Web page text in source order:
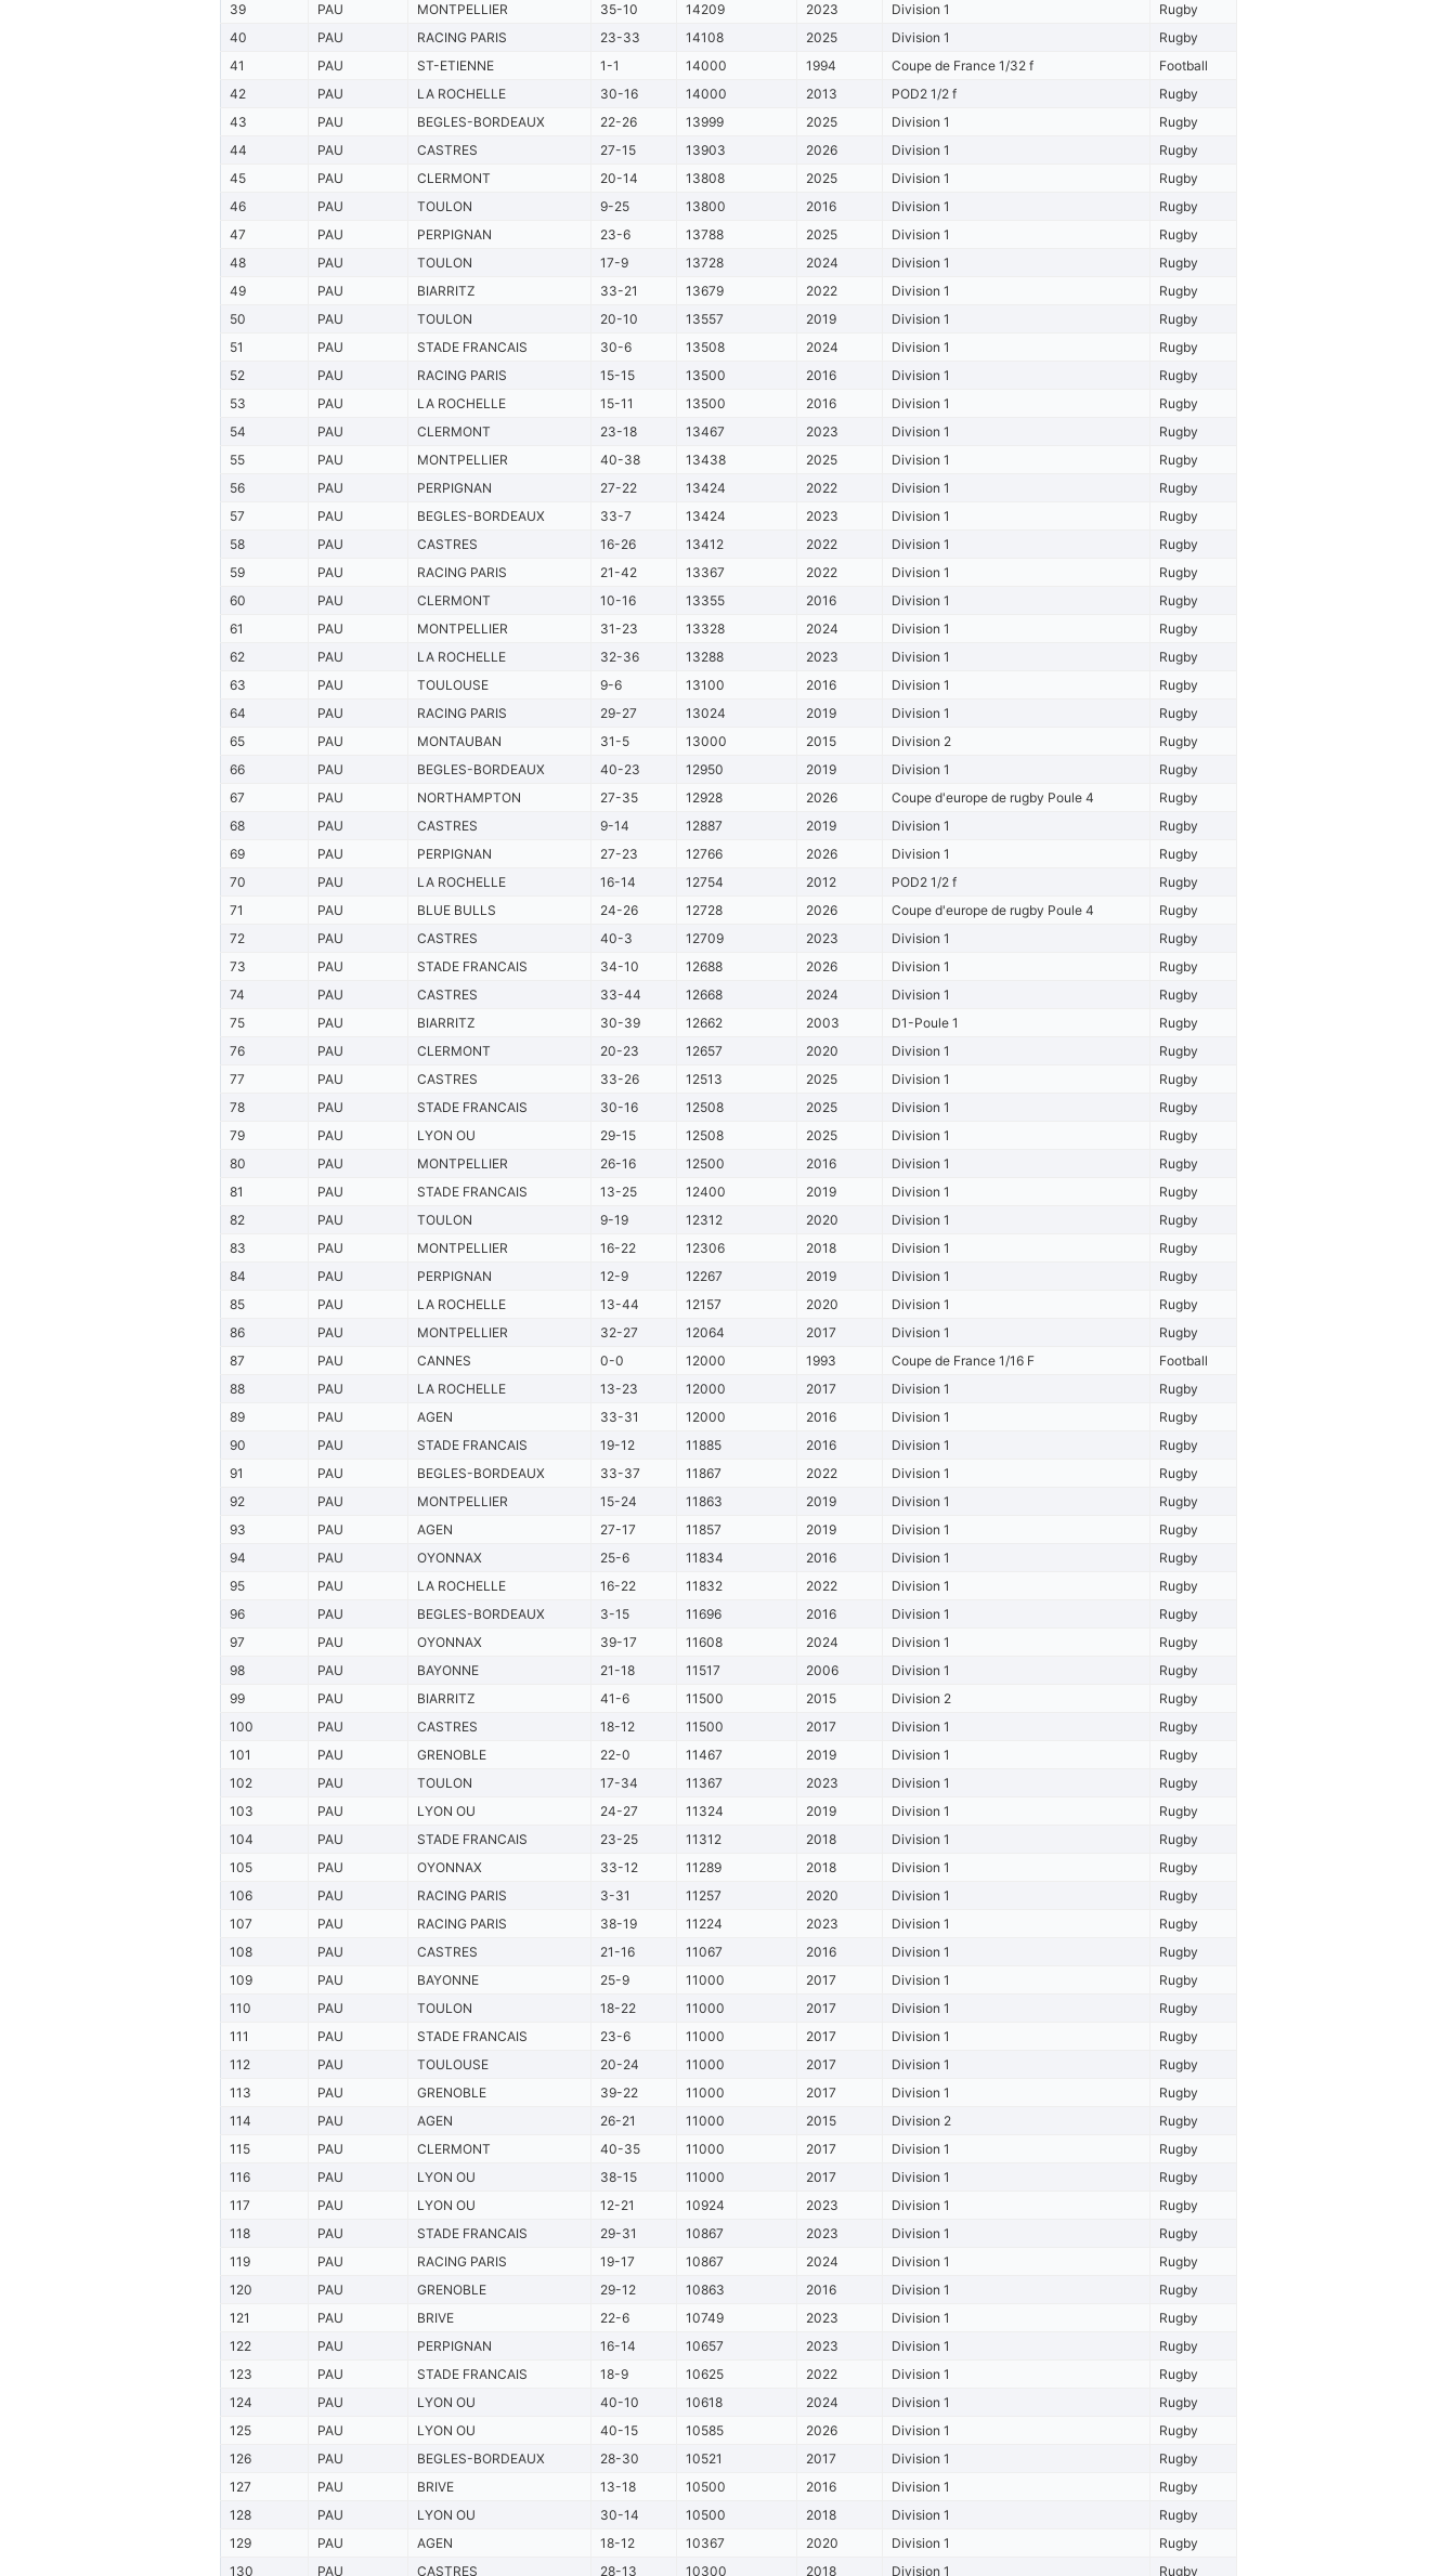
39
PAU MONTPELLIER 35-10 14209 2023 Division 1
Rugby
40
PAU RACING PARIS 23-33 14108 2025 Division 1
Rugby
41
PAU ST-ETIENNE 1-1 14000 1994 Coupe de France 1/32 f
Football
42
PAU LA ROCHELLE 30-16 14000 2013 POD2 1/2 f
Rugby
43
PAU BEGLES-BORDEAUX 22-26 13999 2025 Division 1
Rugby
44
PAU CASTRES 27-15 13903 2026 Division 1
Rugby
45
PAU CLERMONT 20-14 13808 2025 Division 1
Rugby
46
PAU TOULON 9-25 13800 2016 Division 1
Rugby
47
PAU PERPIGNAN 23-6 13788 2025 Division 1
Rugby
48
PAU TOULON 17-9 13728 2024 Division 1
Rugby
49
PAU BIARRITZ 33-21 13679 2022 Division 1
Rugby
50
PAU TOULON 20-10 13557 2019 Division 1
Rugby
51
PAU STADE FRANCAIS 30-6 13508 2024 Division 1
Rugby
52
PAU RACING PARIS 15-15 13500 2016 Division 1
Rugby
53
PAU LA ROCHELLE 15-11 13500 2016 Division 1
Rugby
54
PAU CLERMONT 23-18 13467 2023 Division 1
Rugby
55
PAU MONTPELLIER 40-38 13438 2025 Division 1
Rugby
56
PAU PERPIGNAN 27-22 13424 2022 Division 1
Rugby
57
PAU BEGLES-BORDEAUX 33-7 13424 2023 Division 1
Rugby
58
PAU CASTRES 16-26 13412 2022 Division 1
Rugby
59
PAU RACING PARIS 21-42 13367 2022 Division 1
Rugby
60
PAU CLERMONT 10-16 13355 2016 Division 1
Rugby
61
PAU MONTPELLIER 31-23 13328 2024 Division 1
Rugby
62
PAU LA ROCHELLE 32-36 13288 2023 Division 1
Rugby
63
PAU TOULOUSE 9-6 13100 2016 Division 1
Rugby
64
PAU RACING PARIS 29-27 13024 2019 Division 1
Rugby
65
PAU MONTAUBAN 31-5 13000 2015 Division 2
Rugby
66
PAU BEGLES-BORDEAUX 40-23 12950 2019 Division 1
Rugby
67
PAU NORTHAMPTON 27-35 12928 2026 Coupe d'europe de rugby Poule 4
Rugby
68
PAU CASTRES 9-14 12887 2019 Division 1
Rugby
69
PAU PERPIGNAN 27-23 12766 2026 Division 1
Rugby
70
PAU LA ROCHELLE 16-14 12754 2012 POD2 1/2 f
Rugby
71
PAU BLUE BULLS 24-26 12728 2026 Coupe d'europe de rugby Poule 4
Rugby
72
PAU CASTRES 40-3 12709 2023 Division 1
Rugby
73
PAU STADE FRANCAIS 34-10 12688 2026 Division 1
Rugby
74
PAU CASTRES 33-44 12668 2024 Division 1
Rugby
75
PAU BIARRITZ 30-39 12662 2003 D1-Poule 1
Rugby
76
PAU CLERMONT 20-23 12657 2020 Division 1
Rugby
77
PAU CASTRES 33-26 12513 2025 Division 1
Rugby
78
PAU STADE FRANCAIS 30-16 12508 2025 Division 1
Rugby
79
PAU LYON OU 29-15 12508 2025 Division 1
Rugby
80
PAU MONTPELLIER 26-16 12500 2016 Division 1
Rugby
81
PAU STADE FRANCAIS 13-25 12400 2019 Division 1
Rugby
82
PAU TOULON 9-19 12312 2020 Division 1
Rugby
83
PAU MONTPELLIER 16-22 12306 2018 Division 1
Rugby
84
PAU PERPIGNAN 12-9 12267 2019 Division 1
Rugby
85
PAU LA ROCHELLE 13-44 12157 2020 Division 1
Rugby
86
PAU MONTPELLIER 32-27 12064 2017 Division 1
Rugby
87
PAU CANNES 0-0 12000 1993 Coupe de France 1/16 F
Football
88
PAU LA ROCHELLE 13-23 12000 2017 Division 1
Rugby
89
PAU AGEN 33-31 12000 2016 Division 1
Rugby
90
PAU STADE FRANCAIS 19-12 11885 2016 Division 1
Rugby
91
PAU BEGLES-BORDEAUX 33-37 11867 2022 Division 1
Rugby
92
PAU MONTPELLIER 15-24 11863 2019 Division 1
Rugby
93
PAU AGEN 27-17 11857 2019 Division 1
Rugby
94
PAU OYONNAX 25-6 11834 2016 Division 1
Rugby
95
PAU LA ROCHELLE 16-22 11832 2022 Division 1
Rugby
96
PAU BEGLES-BORDEAUX 3-15 11696 2016 Division 1
Rugby
97
PAU OYONNAX 39-17 11608 2024 Division 1
Rugby
98
PAU BAYONNE 21-18 11517 2006 Division 1
Rugby
99
PAU BIARRITZ 41-6 11500 2015 Division 2
Rugby
100
PAU CASTRES 18-12 11500 2017 Division 1
Rugby
101
PAU GRENOBLE 22-0 11467 2019 Division 1
Rugby
102
PAU TOULON 17-34 11367 2023 Division 1
Rugby
103
PAU LYON OU 24-27 11324 2019 Division 1
Rugby
104
PAU STADE FRANCAIS 23-25 11312 2018 Division 1
Rugby
105
PAU OYONNAX 33-12 11289 2018 Division 1
Rugby
106
PAU RACING PARIS 3-31 11257 2020 Division 1
Rugby
107
PAU RACING PARIS 38-19 11224 2023 Division 1
Rugby
108
PAU CASTRES 21-16 11067 2016 Division 1
Rugby
109
PAU BAYONNE 25-9 11000 2017 Division 1
Rugby
110
PAU TOULON 18-22 11000 2017 Division 1
Rugby
111
PAU STADE FRANCAIS 23-6 11000 2017 Division 1
Rugby
112
PAU TOULOUSE 20-24 11000 2017 Division 1
Rugby
113
PAU GRENOBLE 39-22 11000 2017 Division 1
Rugby
114
PAU AGEN 26-21 11000 2015 Division 2
Rugby
115
PAU CLERMONT 40-35 11000 2017 Division 1
Rugby
116
PAU LYON OU 38-15 11000 2017 Division 1
Rugby
117
PAU LYON OU 12-21 10924 2023 Division 1
Rugby
118
PAU STADE FRANCAIS 29-31 10867 2023 Division 1
Rugby
119
PAU RACING PARIS 19-17 10867 2024 Division 1
Rugby
120
PAU GRENOBLE 29-12 10863 2016 Division 1
Rugby
121
PAU BRIVE 22-6 10749 2023 Division 1
Rugby
122
PAU PERPIGNAN 16-14 10657 2023 Division 1
Rugby
123
PAU STADE FRANCAIS 18-9 10625 2022 Division 1
Rugby
124
PAU LYON OU 40-10 10618 2024 Division 1
Rugby
125
PAU LYON OU 40-15 10585 2026 Division 1
Rugby
126
PAU BEGLES-BORDEAUX 28-30 10521 2017 Division 1
Rugby
127
PAU BRIVE 13-18 10500 2016 Division 1
Rugby
128
PAU LYON OU 30-14 10500 2018 Division 1
Rugby
129
PAU AGEN 18-12 10367 2020 Division 1
Rugby
130
PAU CASTRES 28-13 10300 2018 Division 1 Rugby